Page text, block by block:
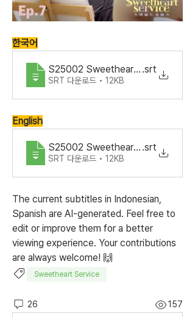
한국어
S25002 SweetheartService
.srt
SRT 다운로드 • 12KB
English
S25002 SweetheartService
.srt
SRT 다운로드 • 12KB
The current subtitles in Indonesian,
Spanish are AI-generated. Feel free to
edit or improve them for a better
viewing experience. Your contributions
are always welcome! 🙌
Sweetheart Service
26 157